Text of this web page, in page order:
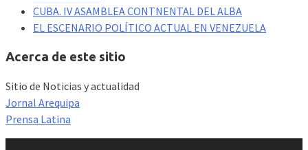
CUBA. IV ASAMBLEA CONTNENTAL DEL ALBA
EL ESCENARIO POLÍTICO ACTUAL EN VENEZUELA
Acerca de este sitio
Sitio de Noticias y actualidad
Jornal Arequipa
Prensa Latina